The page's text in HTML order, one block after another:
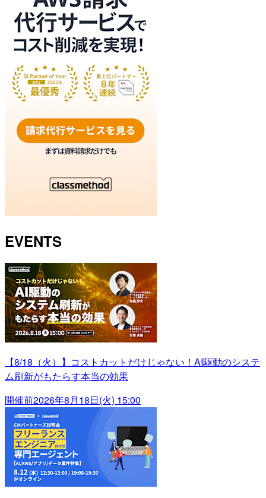
EVENTS
【8/18（火）】コストカットだけじゃない！AI駆動のシステ
ム刷新がもたらす本当の効果
開催前2026年8月18日(火) 15:00